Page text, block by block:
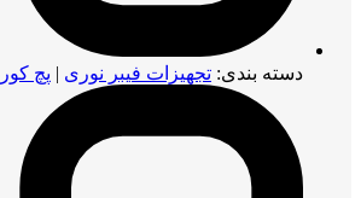
دسته بندی: تجهیزات فیبر نوری | پچ